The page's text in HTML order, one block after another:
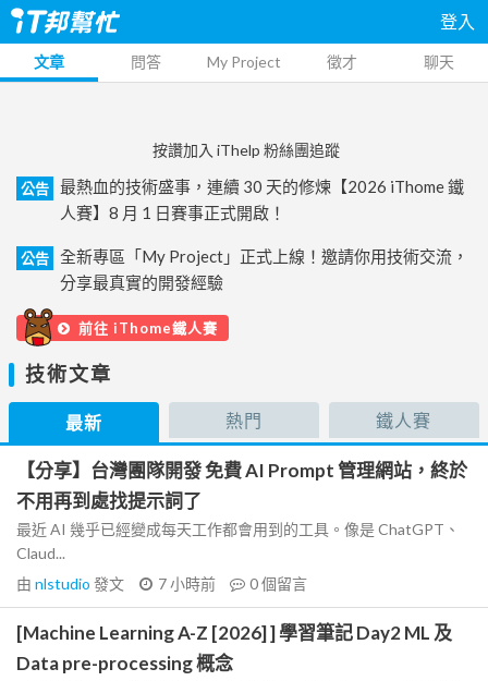
登入
文章 問答 My Project 徵才 聊天
按讚加入 iThelp 粉絲團追蹤
公告
最熱血的技術盛事，連續 30 天的修煉【2026 iThome 鐵
人賽】8 月 1 日賽事正式開啟！
公告
全新專區「My Project」正式上線！邀請你用技術交流，
分享最真實的開發經驗
前往 iThome鐵人賽
技術文章
最新 熱門 鐵人賽
【分享】台灣團隊開發 免費 AI Prompt 管理網站，終於
不用再到處找提示詞了
最近 AI 幾乎已經變成每天工作都會用到的工具。像是 ChatGPT、
Claud...
由 nlstudio 發文 7 小時前 0個留言
[Machine Learning A-Z [2026] ] 學習筆記 Day2 ML 及
Data pre-processing 概念